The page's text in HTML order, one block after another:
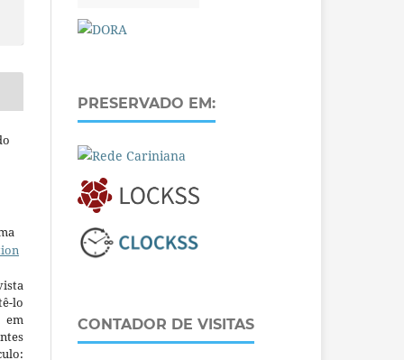
lo
em
PRESERVADO EM:
CONTADOR DE VISITAS